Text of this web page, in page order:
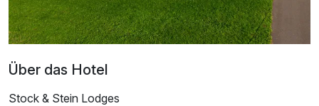
Über das Hotel
Stock & Stein Lodges